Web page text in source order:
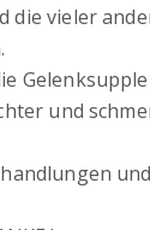
die vieler
und